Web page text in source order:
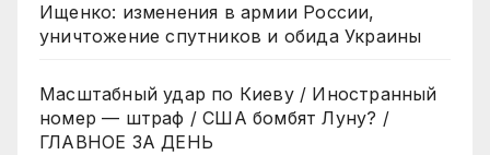
Ищенко: изменения в армии России,
уничтожение спутников и обида Украины
Масштабный удар по Киеву / Иностранный
номер — штраф / США бомбят Луну? /
ГЛАВНОЕ ЗА ДЕНЬ